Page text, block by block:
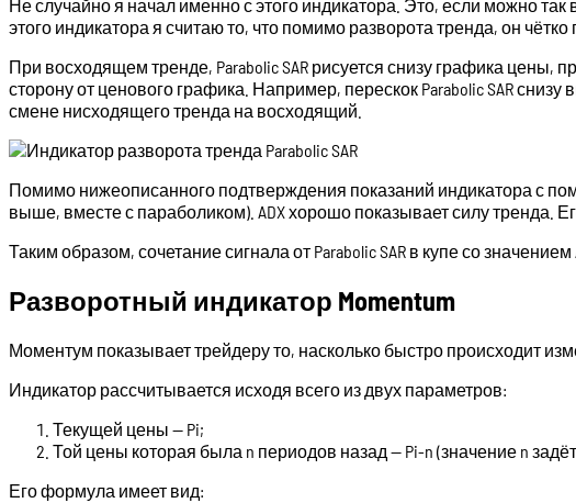
Не случайно я начал именно с этого индикатора. Это, если можно
этого индикатора я считаю то, что помимо разворота тренда, он
При восходящем тренде, Parabolic SAR рисуется снизу графика
сторону от ценового графика. Например, перескок Parabolic SAR
смене нисходящего тренда на восходящий.
Помимо нижеописанного подтверждения показаний индикатора с
выше, вместе с параболиком). ADX хорошо показывает силу тренда.
Таким образом, сочетание сигнала от Parabolic SAR в купе со
Разворотный индикатор Momentum
Моментум показывает трейдеру то, насколько быстро происходит
Индикатор рассчитывается исходя всего из двух параметров:
Текущей цены — Pi;
Той цены которая была n периодов назад — Pi-n (значение n
Его формула имеет вид: